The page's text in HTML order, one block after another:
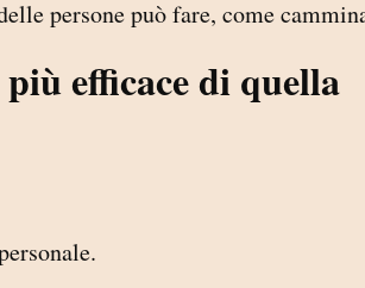
persone può fare, come
efficace di quella